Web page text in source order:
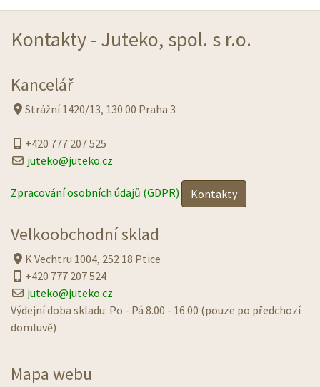
Kontakty - Juteko, spol. s r.o.
Kancelář
Strážní 1420/13, 130 00 Praha 3
+420 777 207 525
juteko@juteko.cz
Zpracování osobních údajů (GDPR) Kontakty
Velkoobchodní sklad
K Vechtru 1004, 252 18 Ptice
+420 777 207 524
juteko@juteko.cz
Výdejní doba skladu: Po - Pá 8.00 - 16.00 (pouze po předchozí
domluvě)
Mapa webu